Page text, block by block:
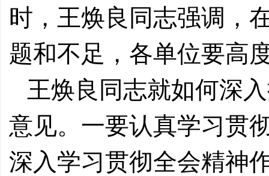
时，王焕良同志强调，
题和不足，各单位要高
王焕良同志就如何深
意见。一要认真学习贯
深入学习贯彻全会精神